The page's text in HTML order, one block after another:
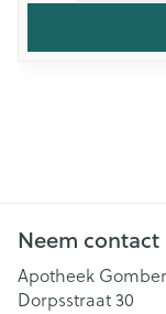
Neem
Apotheek
Dorpsstraat 30